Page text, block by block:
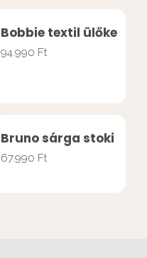
Bobbie textil ülőke
94.990 Ft
Bruno sárga stoki
67.990 Ft